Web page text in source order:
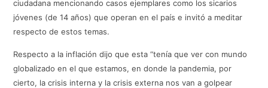
ciudadana mencionando casos ejemplares como los sicarios
jóvenes (de 14 años) que operan en el país e invitó a meditar
respecto de estos temas.
Respecto a la inflación dijo que esta “tenía que ver con mundo
globalizado en el que estamos, en donde la pandemia, por
cierto, la crisis interna y la crisis externa nos van a golpear